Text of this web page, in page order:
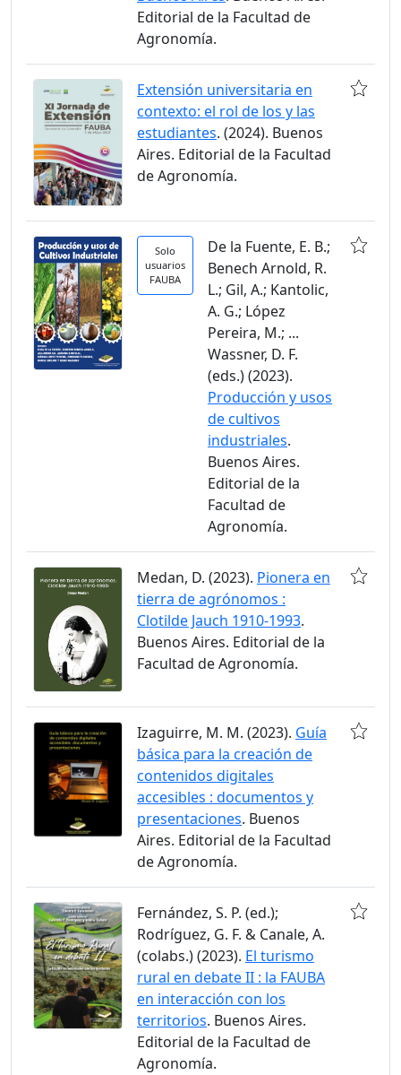
Editorial de la Facultad de
Agronomía.
Extensión universitaria en
contexto: el rol de los y las
estudiantes. (2024). Buenos
Aires. Editorial de la Facultad
de Agronomía.
Solo
usuarios
FAUBA
De la Fuente, E. B.;
Benech Arnold, R.
L.; Gil, A.; Kantolic,
A. G.; López
Pereira, M.; ...
Wassner, D. F.
(eds.) (2023).
Producción y usos
de cultivos
industriales.
Buenos Aires.
Editorial de la
Facultad de
Agronomía.
Medan, D. (2023). Pionera en
tierra de agrónomos :
Clotilde Jauch 1910-1993.
Buenos Aires. Editorial de la
Facultad de Agronomía.
Izaguirre, M. M. (2023). Guía
básica para la creación de
contenidos digitales
accesibles : documentos y
presentaciones. Buenos
Aires. Editorial de la Facultad
de Agronomía.
Fernández, S. P. (ed.);
Rodríguez, G. F. & Canale, A.
(colabs.) (2023). El turismo
rural en debate II : la FAUBA
en interacción con los
territorios. Buenos Aires.
Editorial de la Facultad de
Agronomía.